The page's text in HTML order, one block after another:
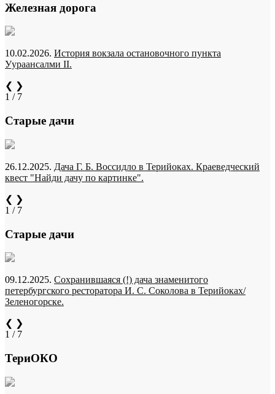
Железная дорога
10.02.2026. История вокзала остановочного пункта
Уураансалми II.
❮ ❯
1 / 7
Старые дачи
26.12.2025. Дача Г. Б. Воссидло в Терийоках. Краеведческий
квест "Найди дачу по картинке".
❮ ❯
1 / 7
Старые дачи
09.12.2025. Сохранившаяся (!) дача знаменитого
петербургского ресторатора И. С. Соколова в Терийоках/
Зеленогорске.
❮ ❯
1 / 7
ТериОКО